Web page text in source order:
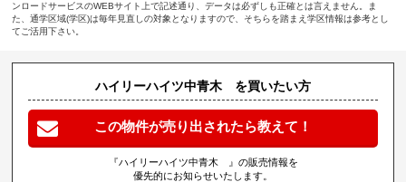
ンロードサービスのWEBサイト上で記述通り、データは必ずしも正確とは言えません。ま
た、通学区域(学区)は毎年見直しの対象となりますので、そちらを踏まえ学区情報は参考とし
てご活用下さい。
ハイリーハイツ中青木 を買いたい方
この物件が売り出されたら教えて！
『ハイリーハイツ中青木 』の販売情報を
優先的にお知らせいたします。